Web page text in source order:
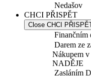
Nedašov
CHCI PŘISPĚT
Close CHCI
Finančním
Darem ze
Nákupem v
NADĚJE
Zasláním